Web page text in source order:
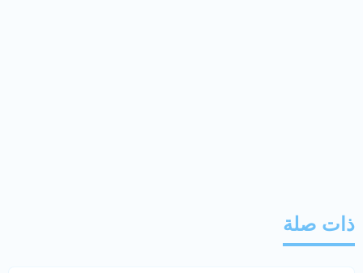
ذات صلة